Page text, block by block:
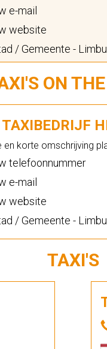
e-mail
website
/ Gemeente -
ON
TAXIBEDRIJF
en korte omschrijving
telefoonnummer
e-mail
website
/ Gemeente -
TAXI'S